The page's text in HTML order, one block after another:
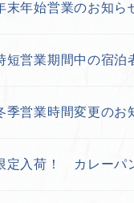
末年始営業のお知ら
短営業期間中の宿泊
季営業時間変更のお
定入荷！ カレーパ